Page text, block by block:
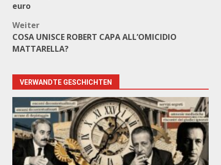
euro
Weiter
COSA UNISCE ROBERT CAPA ALL’OMICIDIO
MATTARELLA?
VERWANDTE GESCHICHTEN